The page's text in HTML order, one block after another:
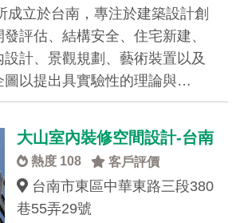
成立於台南，專注於建築設計創
評估、結構安全、住宅新建、
計、景觀規劃、藝術裝置以及
圖以提出具實驗性的理論與…
大山室內裝修空間設計-台南
熱度 108 客戶評價
台南市東區中華東路三段380
巷55弄29號